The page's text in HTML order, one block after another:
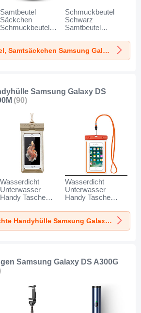
Samtbeutel
Säckchen
Schmuckbeutel
für Samsung
Galaxy DS A300G
A300H A300M
Schmuckbeutel
Schwarz
Samtbeutel
Universal S05 für
Samsung Galaxy
DS A300G A300H
Mehr Samtbeutel, Samtsäckchen Samsung Galaxy DS A300G A300H A300M
Samsung Galaxy DS
(90)
Wasserdicht
Unterwasser
Handy Tasche
Samsung Galaxy
DS A300G A300H
A300M Gold
Wasserdicht
Unterwasser
Handy Tasche
Samsung Galaxy
DS A300G A300H
A300M Orange
Mehr Wasserdichte Handyhülle Samsung Galaxy DS A300G A300H A300M
Samsung Galaxy DS A300G